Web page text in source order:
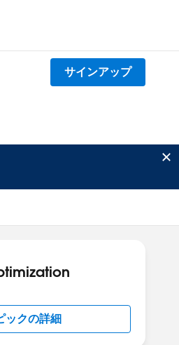
サインアップ
ックの詳細